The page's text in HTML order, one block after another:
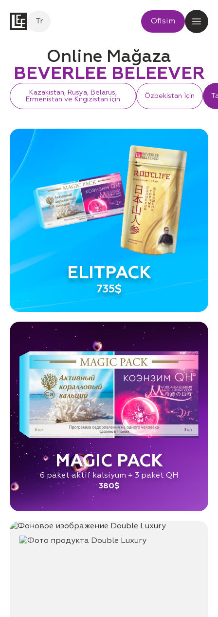
Tr Ofisim
Online Mağaza
BEVERLEE BELEEVER
Kazakistan, Rusya, Belarus,
Ermenistan ve Kırgızistan için
Özbekistan İçin
ELITPACK
735$
MAGIC PACK
6 paket aktif kalsiyum + 3 paket QH
380$